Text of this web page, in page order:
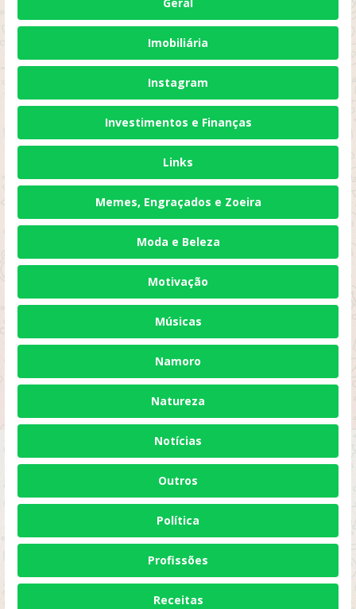
Imobiliária
Instagram
Investimentos e Finanças
Links
Memes, Engraçados e Zoeira
Moda e Beleza
Motivação
Músicas
Namoro
Natureza
Notícias
Outros
Política
Profissões
Receitas